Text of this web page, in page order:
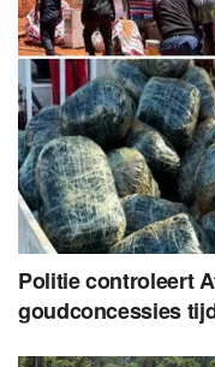
Politie controleert
goudconcessies